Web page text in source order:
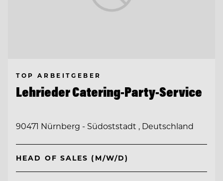
TOP ARBEITGEBER
Lehrieder Catering-Party-Service
90471 Nürnberg - Südoststadt , Deutschland
HEAD OF SALES (M/W/D)